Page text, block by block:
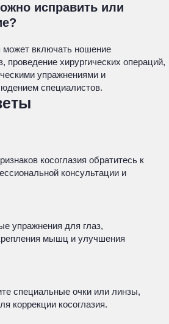
исправить или
может включать ношение
проведение хирургических операций,
упражнениями и
специалистов.
косоглазия обратитесь к
консультации и
упражнения для глаз,
мышц и улучшения
специальные очки или линзы,
коррекции косоглазия.